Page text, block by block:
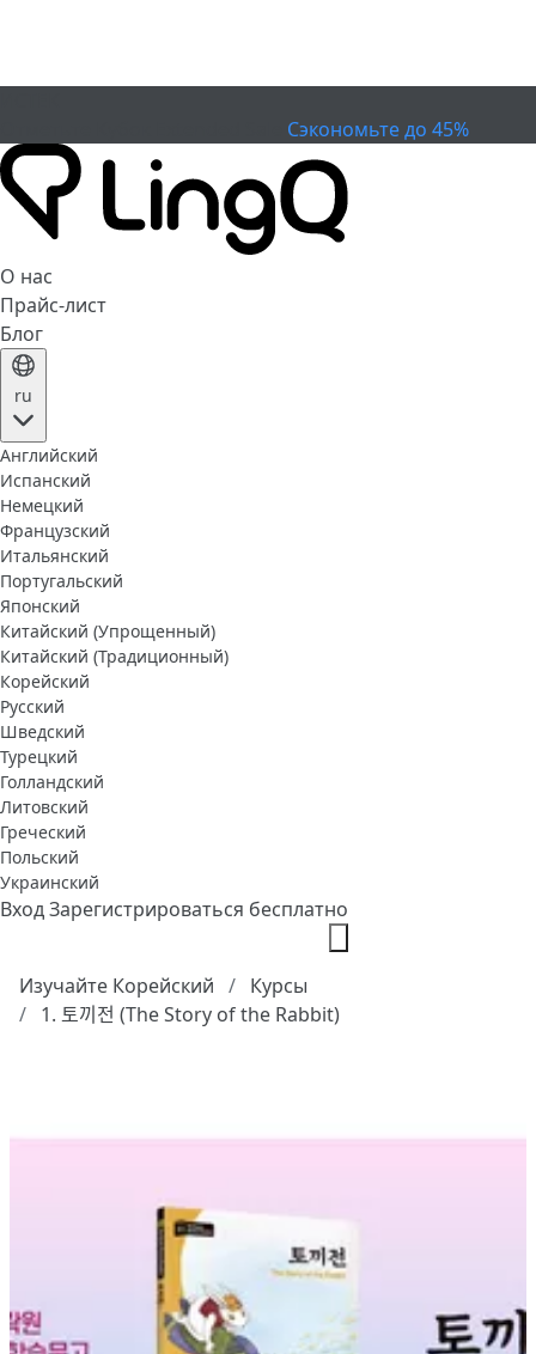
Сэкономьте до 45%
О нас
Прайс-лист
Блог
ru
Английский
Испанский
Немецкий
Французский
Итальянский
Португальский
Японский
Китайский (Упрощенный)
Китайский (Традиционный)
Корейский
Русский
Шведский
Турецкий
Голландский
Литовский
Греческий
Польский
Украинский
ВходЗарегистрироваться бесплатно
Изучайте Корейский
Курсы
1. 토끼전 (The Story of the Rabbit)